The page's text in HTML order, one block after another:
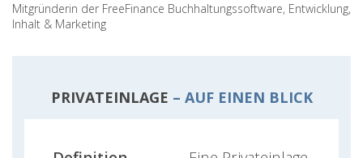
Mitgründerin der FreeFinance Buchhaltungssoftware, Entwicklung,
Inhalt & Marketing
PRIVATEINLAGE – AUF EINEN BLICK